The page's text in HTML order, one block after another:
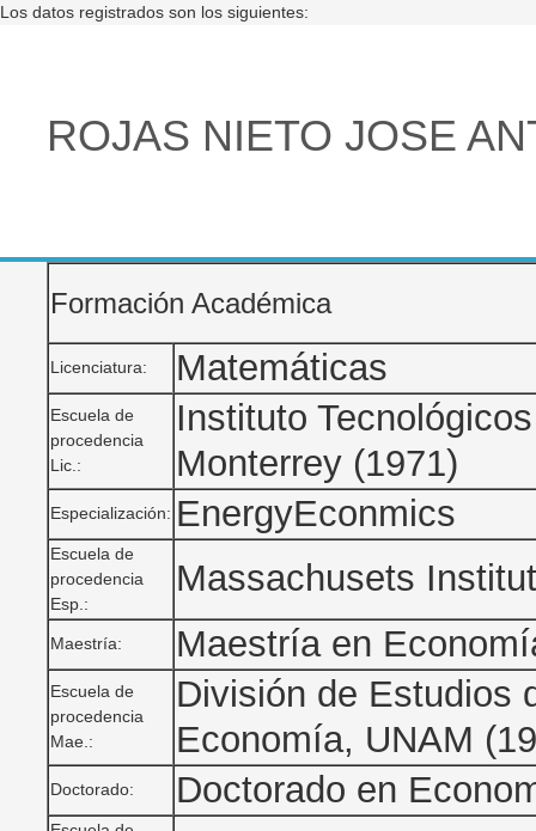
Los datos registrados son los siguientes:
ROJAS NIETO JOSE
Formación Académica
Licenciatura: Matemáticas
Escuela de
procedencia
Lic.:
Instituto
Monterrey (1971)
Especialización: EnergyEconmics
Escuela de
procedencia
Esp.:
Massachusets
Maestría: Maestría en
Escuela de
procedencia
Mae.:
División de Estudios
Economía, UNAM
Doctorado: Doctorado en